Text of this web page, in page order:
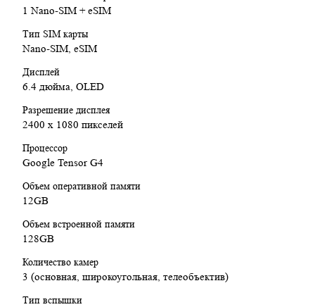
соединения и высокой скорости передачи данных.
пальцевираспознавания лица
разблокировки устройства.
Google Pixel 9 128GB Obsidian Black
смартфон для тех, кто ценит производительность, стильный
дизайн и передовые функции, включая отличную камеру и
высокую скорость работы.
1 Nano-SIM + eSIM
Тип SIM карты
Nano-SIM, eSIM
Дисплей
6.4 дюйма, OLED
Разрешение дисплея
2400 x 1080 пикселей
Процессор
Google Tensor G4
Объем оперативной памяти
12GB
Объем встроенной памяти
128GB
Количество камер
3 (основная, широкоугольная, телеобъектив)
Тип вспышки